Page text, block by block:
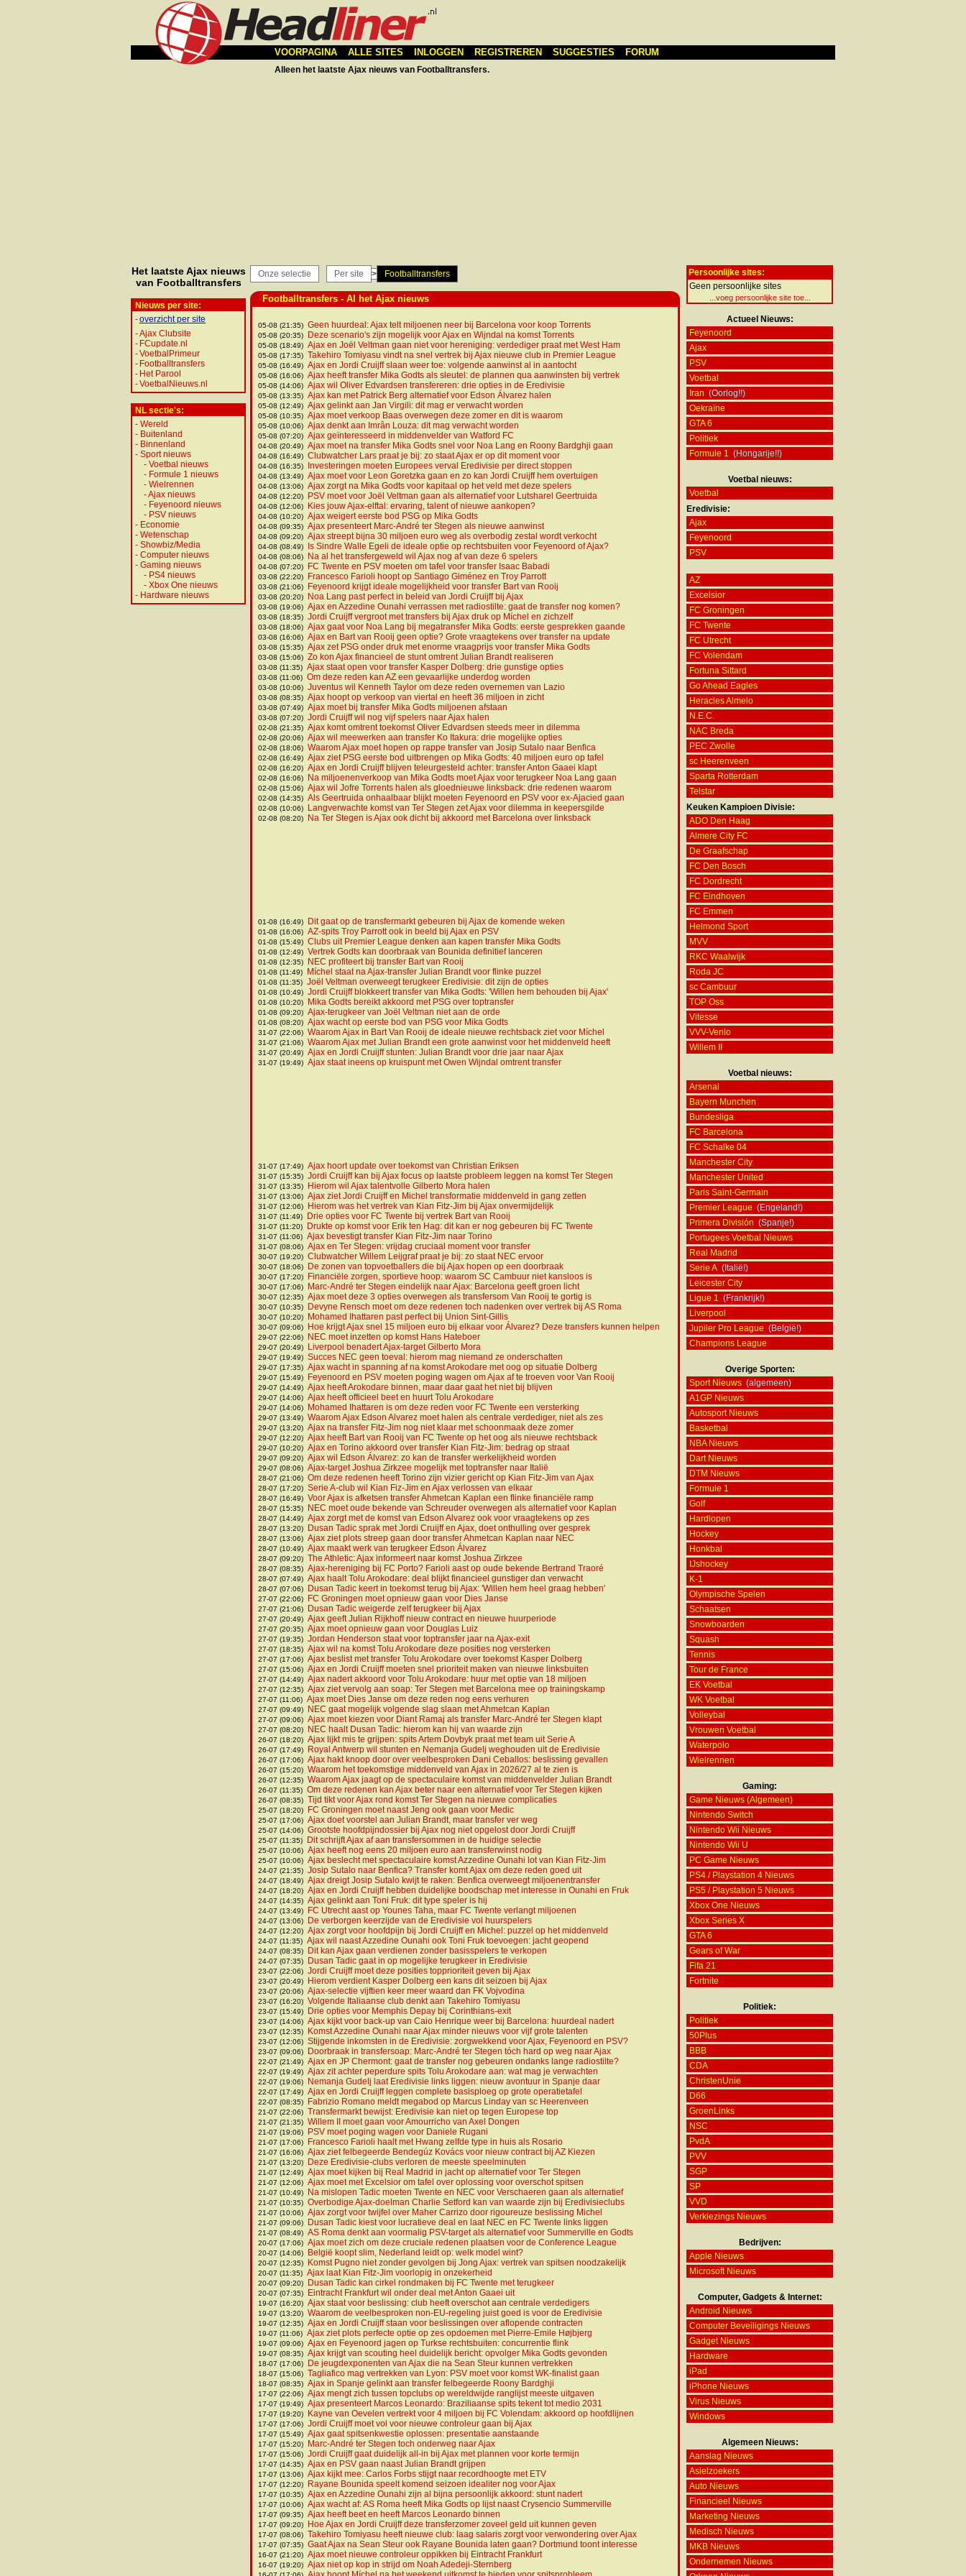
VOORPAGINA ALLE SITES INLOGGEN REGISTREREN SUGGESTIES FORUM
Alleen het laatste Ajax nieuws van Footballtransfers.
Het laatste Ajax nieuws
van Footballtransfers
Nieuws per site:
-overzicht per site
-Ajax Clubsite
- FCupdate.nl
-VoetbalPrimeur
- Footballtransfers
- Het Parool
-VoetbalNieuws.nl
NL sectie's:
- Wereld
- Buitenland
- Binnenland
- Sport nieuws
- Voetbal nieuws
- Formule 1 nieuws
- Wielrennen
-Ajax nieuws
- Feyenoord nieuws
- PSV nieuws
- Economie
- Wetenschap
- Showbiz/Media
- Computer nieuws
- Gaming nieuws
- PS4 nieuws
- Xbox One nieuws
- Hardware nieuws
Onze selectie Per site > Footballtransfers
Footballtransfers - Al het Ajax nieuws
05-08 (21:35) Geen huurdeal: Ajax telt miljoenen neer bij Barcelona voor koop Torrents
05-08 (20:35) Deze scenario's zijn mogelijk voor Ajax en Wijndal na komst Torrents
05-08 (18:49) Ajax en Joël Veltman gaan niet voor hereniging: verdediger praat met West Ham
05-08 (17:35) Takehiro Tomiyasu vindt na snel vertrek bij Ajax nieuwe club in Premier League
05-08 (16:49) Ajax en Jordi Cruijff slaan weer toe: volgende aanwinst al in aantocht
05-08 (16:06) Ajax heeft transfer Mika Godts als sleutel: de plannen qua aanwinsten bij vertrek
05-08 (14:06) Ajax wil Oliver Edvardsen transfereren: drie opties in de Eredivisie
05-08 (13:35) Ajax kan met Patrick Berg alternatief voor Edson Álvarez halen
05-08 (12:49) Ajax gelinkt aan Jan Virgili: dit mag er verwacht worden
05-08 (10:35) Ajax moet verkoop Baas overwegen deze zomer en dit is waarom
05-08 (10:06) Ajax denkt aan Imrân Louza: dit mag verwacht worden
05-08 (07:20) Ajax geïnteresseerd in middenvelder van Watford FC
04-08 (20:49) Ajax moet na transfer Mika Godts snel voor Noa Lang en Roony Bardghji gaan
04-08 (16:49) Clubwatcher Lars praat je bij: zo staat Ajax er op dit moment voor
04-08 (16:35) Investeringen moeten Europees verval Eredivisie per direct stoppen
04-08 (13:49) Ajax moet voor Leon Goretzka gaan en zo kan Jordi Cruijff hem overtuigen
04-08 (13:06) Ajax zorgt na Mika Godts voor kapitaal op het veld met deze spelers
04-08 (12:20) PSV moet voor Joël Veltman gaan als alternatief voor Lutsharel Geertruida
04-08 (12:06) Kies jouw Ajax-elftal: ervaring, talent of nieuwe aankopen?
04-08 (10:20) Ajax weigert eerste bod PSG op Mika Godts
04-08 (09:35) Ajax presenteert Marc-André ter Stegen als nieuwe aanwinst
04-08 (09:20) Ajax streept bijna 30 miljoen euro weg als overbodig zestal wordt verkocht
04-08 (08:49) Is Sindre Walle Egeli de ideale optie op rechtsbuiten voor Feyenoord of Ajax?
04-08 (08:06) Na al het transfergeweld wil Ajax nog af van deze 6 spelers
04-08 (07:20) FC Twente en PSV moeten om tafel voor transfer Isaac Babadi
03-08 (22:20) Francesco Farioli hoopt op Santiago Giménez en Troy Parrott
03-08 (21:06) Feyenoord krijgt ideale mogelijkheid voor transfer Bart van Rooij
03-08 (20:20) Noa Lang past perfect in beleid van Jordi Cruijff bij Ajax
03-08 (19:06) Ajax en Azzedine Ounahi verrassen met radiostilte: gaat de transfer nog komen?
03-08 (18:35) Jordi Cruijff vergroot met transfers bij Ajax druk op Míchel en zichzelf
03-08 (18:06) Ajax gaat voor Noa Lang bij megatransfer Mika Godts: eerste gesprekken gaande
03-08 (16:06) Ajax en Bart van Rooij geen optie? Grote vraagtekens over transfer na update
03-08 (15:35) Ajax zet PSG onder druk met enorme vraagprijs voor transfer Mika Godts
03-08 (15:06) Zo kon Ajax financieel de stunt omtrent Julian Brandt realiseren
03-08 (11:35) Ajax staat open voor transfer Kasper Dolberg: drie gunstige opties
03-08 (11:06) Om deze reden kan AZ een gevaarlijke underdog worden
03-08 (10:06) Juventus wil Kenneth Taylor om deze reden overnemen van Lazio
03-08 (08:35) Ajax hoopt op verkoop van viertal en heeft 36 miljoen in zicht
03-08 (07:49) Ajax moet bij transfer Mika Godts miljoenen afstaan
03-08 (07:20) Jordi Cruijff wil nog vijf spelers naar Ajax halen
02-08 (21:35) Ajax komt omtrent toekomst Oliver Edvardsen steeds meer in dilemma
02-08 (20:06) Ajax wil meewerken aan transfer Ko Itakura: drie mogelijke opties
02-08 (18:06) Waarom Ajax moet hopen op rappe transfer van Josip Sutalo naar Benfica
02-08 (16:49) Ajax ziet PSG eerste bod uitbrengen op Mika Godts: 40 miljoen euro op tafel
02-08 (16:20) Ajax en Jordi Cruijff blijven teleurgesteld achter: transfer Anton Gaaei klapt
02-08 (16:06) Na miljoenenverkoop van Mika Godts moet Ajax voor terugkeer Noa Lang gaan
02-08 (15:06) Ajax wil Jofre Torrents halen als gloednieuwe linksback: drie redenen waarom
02-08 (14:35) Als Geertruida onhaalbaar blijkt moeten Feyenoord en PSV voor ex-Ajacied gaan
02-08 (10:06) Langverwachte komst van Ter Stegen zet Ajax voor dilemma in keepersgilde
02-08 (08:20) Na Ter Stegen is Ajax ook dicht bij akkoord met Barcelona over linksback
01-08 (16:49) Dit gaat op de transfermarkt gebeuren bij Ajax de komende weken
01-08 (16:06) AZ-spits Troy Parrott ook in beeld bij Ajax en PSV
01-08 (15:49) Clubs uit Premier League denken aan kapen transfer Mika Godts
01-08 (12:49) Vertrek Godts kan doorbraak van Bounida definitief lanceren
01-08 (12:35) NEC profiteert bij transfer Bart van Rooij
01-08 (11:49) Míchel staat na Ajax-transfer Julian Brandt voor flinke puzzel
01-08 (11:35) Joël Veltman overweegt terugkeer Eredivisie: dit zijn de opties
01-08 (10:49) Jordi Cruijff blokkeert transfer van Mika Godts: 'Willen hem behouden bij Ajax'
01-08 (10:20) Mika Godts bereikt akkoord met PSG over toptransfer
01-08 (09:20) Ajax-terugkeer van Joël Veltman niet aan de orde
01-08 (08:20) Ajax wacht op eerste bod van PSG voor Mika Godts
31-07 (22:06) Waarom Ajax in Bart Van Rooij de ideale nieuwe rechtsback ziet voor Míchel
31-07 (21:06) Waarom Ajax met Julian Brandt een grote aanwinst voor het middenveld heeft
31-07 (20:49) Ajax en Jordi Cruijff stunten: Julian Brandt voor drie jaar naar Ajax
31-07 (19:49) Ajax staat ineens op kruispunt met Owen Wijndal omtrent transfer
31-07 (17:49) Ajax hoort update over toekomst van Christian Eriksen
31-07 (15:35) Jordi Cruijff kan bij Ajax focus op laatste probleem leggen na komst Ter Stegen
31-07 (13:35) Hierom wil Ajax talentvolle Gilberto Mora halen
31-07 (13:06) Ajax ziet Jordi Cruijff en Michel transformatie middenveld in gang zetten
31-07 (12:06) Hierom was het vertrek van Kian Fitz-Jim bij Ajax onvermijdelijk
31-07 (11:49) Drie opties voor FC Twente bij vertrek Bart van Rooij
31-07 (11:20) Drukte op komst voor Erik ten Hag: dit kan er nog gebeuren bij FC Twente
31-07 (11:06) Ajax bevestigt transfer Kian Fitz-Jim naar Torino
31-07 (08:06) Ajax en Ter Stegen: vrijdag cruciaal moment voor transfer
30-07 (19:20) Clubwatcher Willem Leijgraf praat je bij: zo staat NEC ervoor
30-07 (18:06) De zonen van topvoetballers die bij Ajax hopen op een doorbraak
30-07 (17:20) Financiële zorgen, sportieve hoop: waarom SC Cambuur niet kansloos is
30-07 (17:06) Marc-André ter Stegen eindelijk naar Ajax: Barcelona geeft groen licht
30-07 (12:35) Ajax moet deze 3 opties overwegen als transfersom Van Rooij te gortig is
30-07 (10:35) Devyne Rensch moet om deze redenen toch nadenken over vertrek bij AS Roma
30-07 (10:20) Mohamed Ihattaren past perfect bij Union Sint-Gillis
30-07 (09:06) Hoe krijgt Ajax snel 15 miljoen euro bij elkaar voor Álvarez? Deze transfers kunnen helpen
29-07 (22:06) NEC moet inzetten op komst Hans Hateboer
29-07 (20:49) Liverpool benadert Ajax-target Gilberto Mora
29-07 (19:49) Succes NEC geen toeval: hierom mag niemand ze onderschatten
29-07 (17:35) Ajax wacht in spanning af na komst Arokodare met oog op situatie Dolberg
29-07 (15:49) Feyenoord en PSV moeten poging wagen om Ajax af te troeven voor Van Rooij
29-07 (14:49) Ajax heeft Arokodare binnen, maar daar gaat het niet bij blijven
29-07 (14:06) Ajax heeft officieel beet en huurt Tolu Arokodare
29-07 (14:06) Mohamed Ihattaren is om deze reden voor FC Twente een versterking
29-07 (13:49) Waarom Ajax Edson Alvarez moet halen als centrale verdediger, niet als zes
29-07 (13:20) Ajax na transfer Fitz-Jim nog niet klaar met schoonmaak deze zomer
29-07 (12:20) Ajax heeft Bart van Rooij van FC Twente op het oog als nieuwe rechtsback
29-07 (10:20) Ajax en Torino akkoord over transfer Kian Fitz-Jim: bedrag op straat
29-07 (09:20) Ajax wil Edson Álvarez: zo kan de transfer werkelijkheid worden
29-07 (08:06) Ajax-target Joshua Zirkzee mogelijk met toptransfer naar Italië
28-07 (21:06) Om deze redenen heeft Torino zijn vizier gericht op Kian Fitz-Jim van Ajax
28-07 (17:20) Serie A-club wil Kian Fiz-Jim en Ajax verlossen van elkaar
28-07 (16:49) Voor Ajax is afketsen transfer Ahmetcan Kaplan een flinke financiële ramp
28-07 (15:35) NEC moet oude bekende van Schreuder overwegen als alternatief voor Kaplan
28-07 (14:49) Ajax zorgt met de komst van Edson Alvarez ook voor vraagtekens op zes
28-07 (13:20) Dusan Tadic sprak met Jordi Cruijff en Ajax, doet onthulling over gesprek
28-07 (13:06) Ajax ziet plots streep gaan door transfer Ahmetcan Kaplan naar NEC
28-07 (10:49) Ajax maakt werk van terugkeer Edson Álvarez
28-07 (09:20) The Athletic: Ajax informeert naar komst Joshua Zirkzee
28-07 (08:35) Ajax-hereniging bij FC Porto? Farioli aast op oude bekende Bertrand Traoré
28-07 (07:49) Ajax haalt Tolu Arokodare: deal blijkt financieel gunstiger dan verwacht
28-07 (07:06) Dusan Tadic keert in toekomst terug bij Ajax: 'Willen hem heel graag hebben'
27-07 (22:06) FC Groningen moet opnieuw gaan voor Dies Janse
27-07 (21:06) Dusan Tadic weigerde zelf terugkeer bij Ajax
27-07 (20:49) Ajax geeft Julian Rijkhoff nieuw contract en nieuwe huurperiode
27-07 (20:35) Ajax moet opnieuw gaan voor Douglas Luiz
27-07 (19:35) Jordan Henderson staat voor toptransfer jaar na Ajax-exit
27-07 (18:35) Ajax wil na komst Tolu Arokodare deze posities nog versterken
27-07 (17:06) Ajax beslist met transfer Tolu Arokodare over toekomst Kasper Dolberg
27-07 (15:06) Ajax en Jordi Cruijff moeten snel prioriteit maken van nieuwe linksbuiten
27-07 (14:49) Ajax nadert akkoord voor Tolu Arokodare: huur met optie van 18 miljoen
27-07 (12:35) Ajax ziet vervolg aan soap: Ter Stegen met Barcelona mee op trainingskamp
27-07 (11:06) Ajax moet Dies Janse om deze reden nog eens verhuren
27-07 (09:49) NEC gaat mogelijk volgende slag slaan met Ahmetcan Kaplan
27-07 (09:06) Ajax moet kiezen voor Diant Ramaj als transfer Marc-André ter Stegen klapt
27-07 (08:20) NEC haalt Dusan Tadic: hierom kan hij van waarde zijn
26-07 (18:20) Ajax lijkt mis te grijpen: spits Artem Dovbyk praat met team uit Serie A
26-07 (17:49) Royal Antwerp wil stunten en Nemanja Gudelj weghouden uit de Eredivisie
26-07 (17:06) Ajax hakt knoop door over veelbesproken Dani Ceballos: beslissing gevallen
26-07 (15:20) Waarom het toekomstige middenveld van Ajax in 2026/27 al te zien is
26-07 (12:35) Waarom Ajax jaagt op de spectaculaire komst van middenvelder Julian Brandt
26-07 (11:35) Om deze redenen kan Ajax beter naar een alternatief voor Ter Stegen kijken
26-07 (08:35) Tijd tikt voor Ajax rond komst Ter Stegen na nieuwe complicaties
25-07 (18:20) FC Groningen moet naast Jeng ook gaan voor Medic
25-07 (17:06) Ajax doet voorstel aan Julian Brandt, maar transfer ver weg
25-07 (14:06) Grootste hoofdpijndossier bij Ajax nog niet opgelost door Jordi Cruijff
25-07 (11:35) Dit schrijft Ajax af aan transfersommen in de huidige selectie
25-07 (10:06) Ajax heeft nog eens 20 miljoen euro aan transferwinst nodig
25-07 (10:06) Ajax beslecht met spectaculaire komst Azzedine Ounahi lot van Kian Fitz-Jim
24-07 (21:35) Josip Sutalo naar Benfica? Transfer komt Ajax om deze reden goed uit
24-07 (18:49) Ajax dreigt Josip Sutalo kwijt te raken: Benfica overweegt miljoenentransfer
24-07 (18:20) Ajax en Jordi Cruijff hebben duidelijke boodschap met interesse in Ounahi en Fruk
24-07 (14:35) Ajax gelinkt aan Toni Fruk: dit type speler is hij
24-07 (13:49) FC Utrecht aast op Younes Taha, maar FC Twente verlangt miljoenen
24-07 (13:06) De verborgen keerzijde van de Eredivisie vol huurspelers
24-07 (12:20) Ajax zorgt voor hoofdpijn bij Jordi Cruijff en Michel: puzzel op het middenveld
24-07 (11:35) Ajax wil naast Azzedine Ounahi ook Toni Fruk toevoegen: jacht geopend
24-07 (08:35) Dit kan Ajax gaan verdienen zonder basisspelers te verkopen
24-07 (07:35) Dusan Tadic gaat in op mogelijke terugkeer in Eredivisie
23-07 (22:06) Jordi Cruijff moet deze posities topprioriteit geven bij Ajax
23-07 (20:49) Hierom verdient Kasper Dolberg een kans dit seizoen bij Ajax
23-07 (20:06) Ajax-selectie vijftien keer meer waard dan FK Vojvodina
23-07 (16:20) Volgende Italiaanse club denkt aan Takehiro Tomiyasu
23-07 (15:49) Drie opties voor Memphis Depay bij Corinthians-exit
23-07 (14:06) Ajax kijkt voor back-up van Caio Henrique weer bij Barcelona: huurdeal nadert
23-07 (12:35) Komst Azzedine Ounahi naar Ajax minder nieuws voor vijf grote talenten
23-07 (12:06) Stijgende inkomsten in de Eredivisie: zorgwekkend voor Ajax, Feyenoord en PSV?
23-07 (09:06) Doorbraak in transfersoap: Marc-André ter Stegen tóch hard op weg naar Ajax
22-07 (21:49) Ajax en JP Chermont: gaat de transfer nog gebeuren ondanks lange radiostilte?
22-07 (19:49) Ajax zit achter peperdure spits Tolu Arokodare aan: wat mag je verwachten
22-07 (19:06) Nemanja Gudelj laat Eredivisie links liggen: nieuw avontuur in Spanje daar
22-07 (17:49) Ajax en Jordi Cruijff leggen complete basisploeg op grote operatietafel
22-07 (08:35) Fabrizio Romano meldt megabod op Marcus Linday van sc Heerenveen
21-07 (22:06) Transfermarkt bewijst: Eredivisie kan niet op tegen Europese top
21-07 (21:35) Willem II moet gaan voor Amourricho van Axel Dongen
21-07 (19:06) PSV moet poging wagen voor Daniele Rugani
21-07 (17:06) Francesco Farioli haalt met Hwang zelfde type in huis als Rosario
21-07 (16:06) Ajax ziet felbegeerde Bendegúz Kovács voor nieuw contract bij AZ Kiezen
21-07 (13:20) Deze Eredivisie-clubs verloren de meeste speelminuten
21-07 (12:49) Ajax moet kijken bij Real Madrid in jacht op alternatief voor Ter Stegen
21-07 (12:06) Ajax moet met Excelsior om tafel over oplossing voor overschot spitsen
21-07 (10:49) Na mislopen Tadic moeten Twente en NEC voor Verschaeren gaan als alternatief
21-07 (10:35) Overbodige Ajax-doelman Charlie Setford kan van waarde zijn bij Eredivisieclubs
21-07 (10:06) Ajax zorgt voor twijfel over Maher Carrizo door rigoureuze beslissing Michel
21-07 (09:06) Dusan Tadic kiest voor lucratieve deal en laat NEC en FC Twente links liggen
21-07 (08:49) AS Roma denkt aan voormalig PSV-target als alternatief voor Summerville en Godts
20-07 (17:06) Ajax moet zich om deze cruciale redenen plaatsen voor de Conference League
20-07 (14:06) België koopt slim, Nederland leidt op: welk model wint?
20-07 (12:35) Komst Pugno niet zonder gevolgen bij Jong Ajax: vertrek van spitsen noodzakelijk
20-07 (11:35) Ajax laat Kian Fitz-Jim voorlopig in onzekerheid
20-07 (09:20) Dusan Tadic kan cirkel rondmaken bij FC Twente met terugkeer
20-07 (07:35) Eintracht Frankfurt wil onder deal met Anton Gaaei uit
19-07 (16:20) Ajax staat voor beslissing: club heeft overschot aan centrale verdedigers
19-07 (13:20) Waarom de veelbesproken non-EU-regeling juist goed is voor de Eredivisie
19-07 (12:35) Ajax en Jordi Cruijff staan voor beslissingen over aflopende contracten
19-07 (11:06) Ajax ziet plots perfecte optie op zes opdoemen met Pierre-Emile Højbjerg
19-07 (09:06) Ajax en Feyenoord jagen op Turkse rechtsbuiten: concurrentie flink
19-07 (08:35) Ajax krijgt van scouting heel duidelijk bericht: opvolger Mika Godts gevonden
18-07 (17:06) De jeugdexponenten van Ajax die na Sean Steur kunnen vertrekken
18-07 (15:06) Tagliafico mag vertrekken van Lyon: PSV moet voor komst WK-finalist gaan
18-07 (08:35) Ajax in Spanje gelinkt aan transfer felbegeerde Roony Bardghji
17-07 (22:06) Ajax mengt zich tussen topclubs op wereldwijde ranglijst meeste uitgaven
17-07 (19:49) Ajax presenteert Marcos Leonardo: Braziliaanse spits tekent tot medio 2031
17-07 (19:20) Kayne van Oevelen vertrekt voor 4 miljoen bij FC Volendam: akkoord op hoofdlijnen
17-07 (17:06) Jordi Cruijff moet vol voor nieuwe controleur gaan bij Ajax
17-07 (15:49) Ajax gaat spitsenkwestie oplossen: presentatie aanstaande
17-07 (15:20) Marc-André ter Stegen toch onderweg naar Ajax
17-07 (15:06) Jordi Cruijff gaat duidelijk all-in bij Ajax met plannen voor korte termijn
17-07 (14:35) Ajax en PSV gaan naast Julian Brandt grijpen
17-07 (13:06) Ajax kijkt mee: Carlos Forbs stijgt naar recordhoogte met ETV
17-07 (12:20) Rayane Bounida speelt komend seizoen idealiter nog voor Ajax
17-07 (10:35) Ajax en Azzedine Ounahi zijn al bijna persoonlijk akkoord: stunt nadert
17-07 (10:06) Ajax wacht af: AS Roma heeft Mika Godts op lijst naast Crysencio Summerville
17-07 (09:35) Ajax heeft beet en heeft Marcos Leonardo binnen
17-07 (09:20) Hoe Ajax en Jordi Cruijff deze transferzomer zoveel geld uit kunnen geven
17-07 (08:06) Takehiro Tomiyasu heeft nieuwe club: laag salaris zorgt voor verwondering over Ajax
17-07 (07:35) Gaat Ajax na Sean Steur ook Rayane Bounida laten gaan? Dortmund toont interesse
16-07 (21:20) Ajax moet nieuwe controleur oppikken bij Eintracht Frankfurt
16-07 (19:20) Ajax niet op kop in strijd om Noah Adedeji-Sternberg
Persoonlijke sites:
Geen persoonlijke sites
...voeg persoonlijke site toe...
Actueel Nieuws:
Feyenoord
Ajax
PSV
Voetbal
Iran (Oorlog!!)
Oekraïne
GTA 6
Politiek
Formule 1 (Hongarije!!)
Voetbal nieuws:
Voetbal
Eredivisie:
Ajax
Feyenoord
PSV
AZ
Excelsior
FC Groningen
FC Twente
FC Utrecht
FC Volendam
Fortuna Sittard
Go Ahead Eagles
Heracles Almelo
N.E.C.
NAC Breda
PEC Zwolle
sc Heerenveen
Sparta Rotterdam
Telstar
Keuken Kampioen Divisie:
ADO Den Haag
Almere City FC
De Graafschap
FC Den Bosch
FC Dordrecht
FC Eindhoven
FC Emmen
Helmond Sport
MVV
RKC Waalwijk
Roda JC
sc Cambuur
TOP Oss
Vitesse
VVV-Venlo
Willem II
Voetbal nieuws:
Arsenal
Bayern Munchen
Bundesliga
FC Barcelona
FC Schalke 04
Manchester City
Manchester United
Paris Saint-Germain
Premier League (Engeland!)
Primera División (Spanje!)
Portugees Voetbal Nieuws
Real Madrid
Serie A (Italië!)
Leicester City
Ligue 1 (Frankrijk!)
Liverpool
Jupiler Pro League (België!)
Champions League
Overige Sporten:
Sport Nieuws (algemeen)
A1GP Nieuws
Autosport Nieuws
Basketbal
NBA Nieuws
Dart Nieuws
DTM Nieuws
Formule 1
Golf
Hardlopen
Hockey
Honkbal
IJshockey
K-1
Olympische Spelen
Schaatsen
Snowboarden
Squash
Tennis
Tour de France
EK Voetbal
WK Voetbal
Volleybal
Vrouwen Voetbal
Waterpolo
Wielrennen
Gaming:
Game Nieuws (Algemeen)
Nintendo Switch
Nintendo Wii Nieuws
Nintendo Wii U
PC Game Nieuws
PS4 / Playstation 4 Nieuws
PS5 / Playstation 5 Nieuws
Xbox One Nieuws
Xbox Series X
GTA 6
Gears of War
Fifa 21
Fortnite
Politiek:
Politiek
50Plus
BBB
CDA
ChristenUnie
D66
GroenLinks
NSC
PvdA
PVV
SGP
SP
VVD
Verkiezings Nieuws
Bedrijven:
Apple Nieuws
Microsoft Nieuws
Computer, Gadgets & Internet:
Android Nieuws
Computer Beveiligings Nieuws
Gadget Nieuws
Hardware
iPad
iPhone Nieuws
Virus Nieuws
Windows
Algemeen Nieuws:
Aanslag Nieuws
Asielzoekers
Auto Nieuws
Financieel Nieuws
Marketing Nieuws
Medisch Nieuws
MKB Nieuws
Ondernemen Nieuws